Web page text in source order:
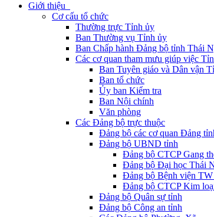
Giới thiệu
Cơ cấu tổ chức
Thường trực Tỉnh ủy
Ban Thường vụ Tỉnh ủy
Ban Chấp hành Đảng bộ tỉnh Thái
Các cơ quan tham mưu giúp việc
Ban Tuyên giáo và Dân vận
Ban tổ chức
Ủy ban Kiểm tra
Ban Nội chính
Văn phòng
Các Đảng bộ trực thuộc
Đảng bộ các cơ quan Đảng
Đảng bộ UBND tỉnh
Đảng bộ CTCP Gang
Đảng bộ Đại học Thái
Đảng bộ Bệnh viện
Đảng bộ CTCP Kim
Đảng bộ Quân sự tỉnh
Đảng bộ Công an tỉnh